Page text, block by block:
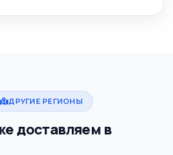
ДРУГИЕ РЕГИОНЫ
доставляем в